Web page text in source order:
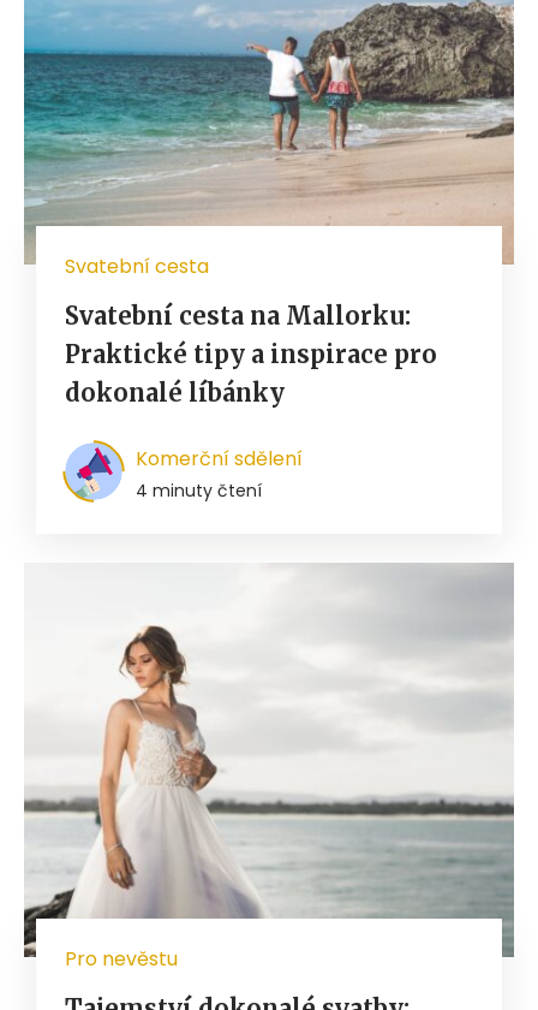
Svatební cesta
Svatební cesta na Mallorku:
Praktické tipy a inspirace pro
dokonalé líbánky
Komerční sdělení
4 minuty čtení
Pro nevěstu